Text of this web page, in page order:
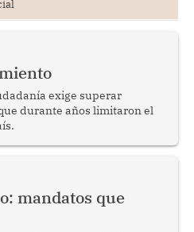
exige superar
durante años limitaron el
mandatos que